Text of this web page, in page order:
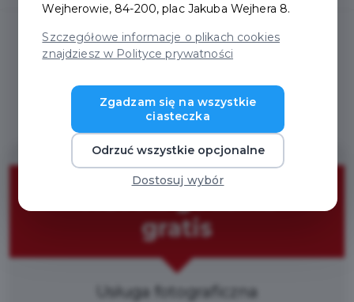
gratis
Usługa fotograficzna
Wejherowie, 84-200, plac Jakuba Wejhera 8.
Szczegółowe informacje o plikach cookies
znajdziesz w Polityce prywatności
Zgadzam się na wszystkie
ciasteczka
Odrzuć wszystkie opcjonalne
Dostosuj wybór